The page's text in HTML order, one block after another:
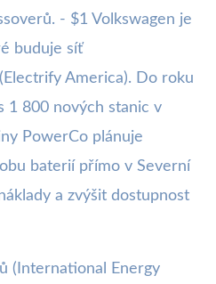
- $1 Volkswagen je
buduje síť
America). Do roku
1 800 nových stanic v
PowerCo plánuje
baterií přímo v Severní
a zvýšit dostupnost
(International Energy